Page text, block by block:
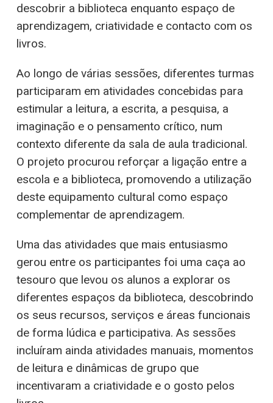
descobrir a biblioteca enquanto espaço de
aprendizagem, criatividade e contacto com os
livros.
Ao longo de várias sessões, diferentes turmas
participaram em atividades concebidas para
estimular a leitura, a escrita, a pesquisa, a
imaginação e o pensamento crítico, num
contexto diferente da sala de aula tradicional.
O projeto procurou reforçar a ligação entre a
escola e a biblioteca, promovendo a utilização
deste equipamento cultural como espaço
complementar de aprendizagem.
Uma das atividades que mais entusiasmo
gerou entre os participantes foi uma caça ao
tesouro que levou os alunos a explorar os
diferentes espaços da biblioteca, descobrindo
os seus recursos, serviços e áreas funcionais
de forma lúdica e participativa. As sessões
incluíram ainda atividades manuais, momentos
de leitura e dinâmicas de grupo que
incentivaram a criatividade e o gosto pelos